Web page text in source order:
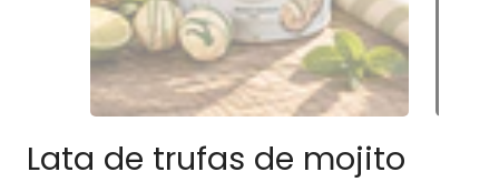
Lata de trufas de mojito